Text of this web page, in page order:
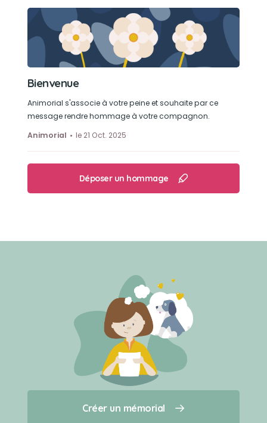
Créer un mémorial
Qui sommes-nous ?
Bienvenue
Animorial s'associe à votre peine et souhaite par ce
message rendre hommage à votre compagnon.
Animorial
le 21 Oct. 2025
Déposer un hommage
Créer un mémorial